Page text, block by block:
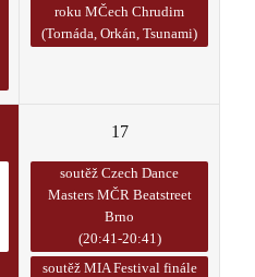
roku MČech Chrudim
(Tornáda, Orkán, Tsunami)
17
soutěž Czech Dance
Masters MČR Beatstreet
Brno
(20:41-20:41)
soutěž MIA Festival finále